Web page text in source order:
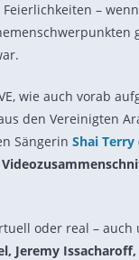
–
wie auch vorab
den Vereinigten
Sängerin Shai Terry
oder real –
Jeremy